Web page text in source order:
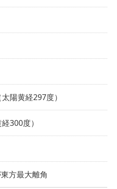
陽黄経297度）
300度）
方最大離角